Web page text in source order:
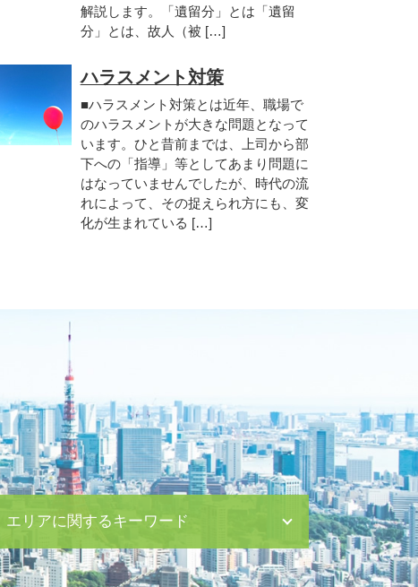
解説します。「遺留分」とは「遺留
分」とは、故人（被 […]
ハラスメント対策
■ハラスメント対策とは近年、職場で
のハラスメントが大きな問題となって
います。ひと昔前までは、上司から部
下への「指導」等としてあまり問題に
はなっていませんでしたが、時代の流
れによって、その捉えられ方にも、変
化が生まれている […]
エリアに関するキーワード
離婚 渋谷区 弁護士